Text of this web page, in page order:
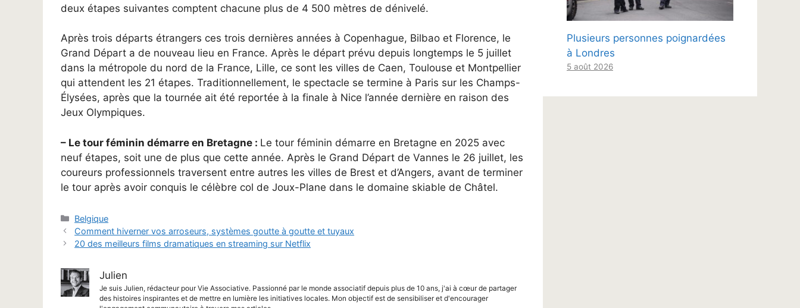
deux étapes suivantes comptent chacune plus de 4 500 mètres de dénivelé.
Après trois départs étrangers ces trois dernières années à Copenhague, Bilbao et Florence, le
Grand Départ a de nouveau lieu en France. Après le départ prévu depuis longtemps le 5 juillet
dans la métropole du nord de la France, Lille, ce sont les villes de Caen, Toulouse et Montpellier
qui attendent les 21 étapes. Traditionnellement, le spectacle se termine à Paris sur les Champs-
Élysées, après que la tournée ait été reportée à la finale à Nice l’année dernière en raison des
Jeux Olympiques.
– Le tour féminin démarre en Bretagne : Le tour féminin démarre en Bretagne en 2025 avec
neuf étapes, soit une de plus que cette année. Après le Grand Départ de Vannes le 26 juillet, les
coureurs professionnels traversent entre autres les villes de Brest et d’Angers, avant de terminer
le tour après avoir conquis le célèbre col de Joux-Plane dans le domaine skiable de Châtel.
Catégories
Belgique
Comment hiverner vos arroseurs, systèmes goutte à goutte et tuyaux
20 des meilleurs films dramatiques en streaming sur Netflix
Julien
Je suis Julien, rédacteur pour Vie Associative. Passionné par le monde associatif depuis plus de 10 ans, j'ai à cœur de partager
des histoires inspirantes et de mettre en lumière les initiatives locales. Mon objectif est de sensibiliser et d'encourager
Plusieurs personnes poignardées
à Londres
5 août 2026